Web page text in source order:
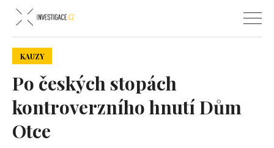
KAUZY
Po českých stopách
kontroverzního hnutí Dům
Otce